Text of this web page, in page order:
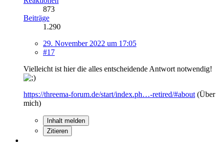
873
Beiträge
1.290
29. November 2022 um 17:05
#17
Vielleicht ist hier die alles entscheidende Antwort notwendig!
https://threema-forum.de/start/index.ph…-retired/#about (Über
mich)
Inhalt melden
Zitieren